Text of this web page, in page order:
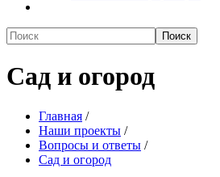
Поиск
Сад и огород
Главная /
Наши проекты /
Вопросы и ответы /
Сад и огород